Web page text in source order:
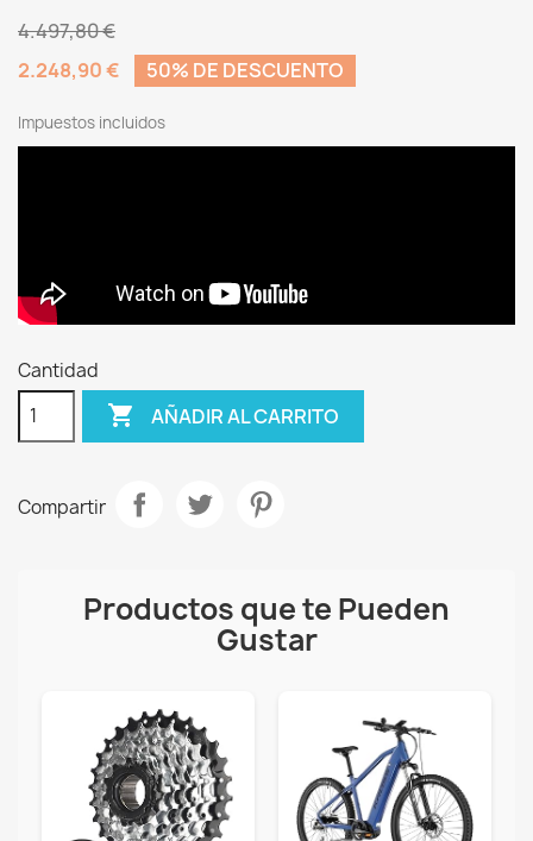
4.497,80 €
2.248,90 €
50% DE DESCUENTO
Impuestos incluidos
Cantidad
 AÑADIR AL CARRITO
Compartir
Productos que te Pueden
Gustar